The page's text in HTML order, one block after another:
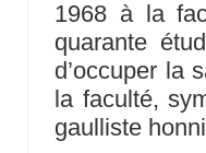
1968 à la
quarante
d’occuper la
la faculté,
gaulliste